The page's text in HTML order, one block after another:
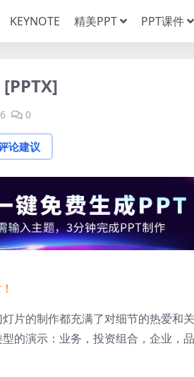
KEYNOTE 精美PPT PPT课件
0
论建议
片的制作都充满了对细节的热爱和
的演示：业务，投资组合，企业，品